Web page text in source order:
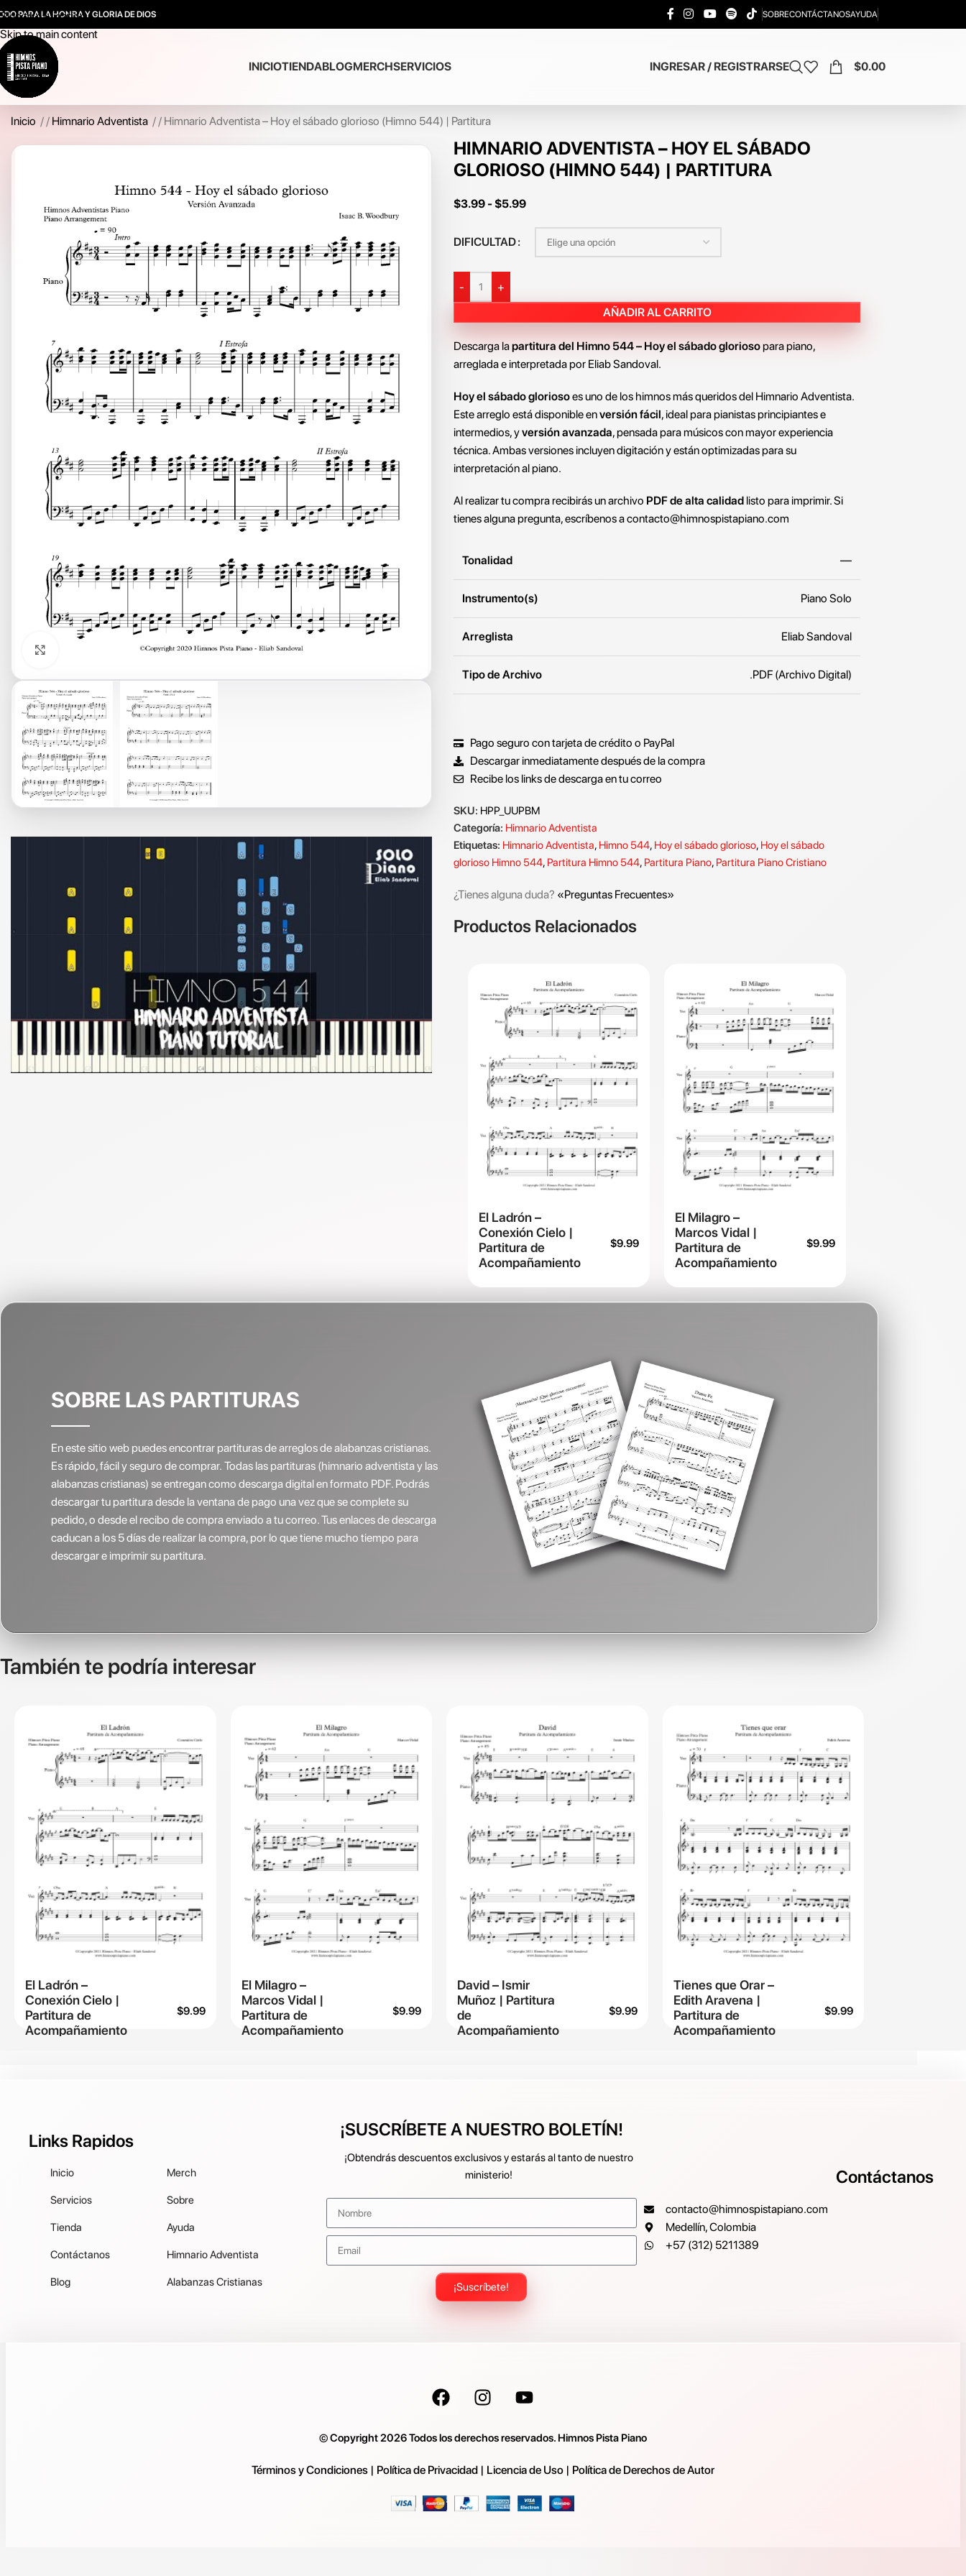
Skip to navigation
Skip to main content
PARA LA HONRA Y GLORIA DE DIOS SOBRECONTÁCTANOSAYUDA
INICIOTIENDABLOGMERCHSERVICIOS INGRESAR / REGISTRARSE $0.00
Inicio / Himnario Adventista / Himnario Adventista – Hoy el sábado glorioso (Himno 544) | Partitura
HIMNARIO ADVENTISTA – HOY EL SÁBADO
GLORIOSO (HIMNO 544) | PARTITURA
$3.99 -$5.99
DIFICULTAD
-
+
AÑADIR AL CARRITO
Descarga lapartitura del Himno 544 – Hoy el sábado gloriosopara piano,
arreglada e interpretada por Eliab Sandoval.
Hoy el sábado gloriosoes uno de los himnos más queridos del Himnario Adventista.
Este arreglo está disponible enversión fácil, ideal para pianistas principiantes e
intermedios, yversión avanzada, pensada para músicos con mayor experiencia
técnica. Ambas versiones incluyen digitación y están optimizadas para su
interpretación al piano.
Al realizar tu compra recibirás un archivo PDF de alta calidad listo para imprimir. Si
tienes alguna pregunta, escríbenos acontacto@himnospistapiano.com
Tonalidad —
Instrumento(s) Piano Solo
Arreglista Eliab Sandoval
Tipo de Archivo .PDF (Archivo Digital)
Pago seguro con tarjeta de crédito o PayPal
Descargar inmediatamente después de la compra
Recibe los links de descarga en tu correo
SKU: HPP_UUPBM
Categoría: Himnario Adventista
Etiquetas: Himnario Adventista, Himno 544, Hoy el sábado glorioso, Hoy el sábado
glorioso Himno 544, Partitura Himno 544, Partitura Piano, Partitura Piano Cristiano
¿Tienes alguna duda? «Preguntas Frecuentes»
Productos Relacionados
El Ladrón –
Conexión Cielo |
Partitura de
Acompañamiento
$9.99
El Milagro –
Marcos Vidal |
Partitura de
Acompañamiento
$9.99
SOBRE LAS PARTITURAS
En este sitio web puedes encontrar partituras de arreglos de alabanzas cristianas.
Es rápido, fácil y seguro de comprar. Todas las partituras (himnario adventista y las
alabanzas cristianas) se entregan como descarga digital en formato PDF. Podrás
descargar tu partitura desde la ventana de pago una vez que se complete su
pedido, o desde el recibo de compra enviado a tu correo. Tus enlaces de descarga
caducan a los 5 días de realizar la compra, por lo que tiene mucho tiempo para
descargar e imprimir su partitura.
También te podría interesar
El Ladrón –
Conexión Cielo |
Partitura de
Acompañamiento
$9.99
El Milagro –
Marcos Vidal |
Partitura de
Acompañamiento
$9.99
David – Ismir
Muñoz | Partitura
de
Acompañamiento
$9.99
Tienes que Orar –
Edith Aravena |
Partitura de
Acompañamiento
$9.99
Links Rapidos
Inicio
Servicios
Tienda
Contáctanos
Blog
Merch
Sobre
Ayuda
Himnario Adventista
Alabanzas Cristianas
¡SUSCRÍBETE A NUESTRO BOLETÍN!
¡Obtendrás descuentos exclusivos y estarás al tanto de nuestro
ministerio!
¡Suscríbete!
Contáctanos
contacto@himnospistapiano.com
Medellín, Colombia
+57 (312) 5211389
© Copyright 2026 Todos los derechos reservados. Himnos Pista Piano
Términos y Condiciones| Política de Privacidad| Licencia de Uso| Política de Derechos de Autor